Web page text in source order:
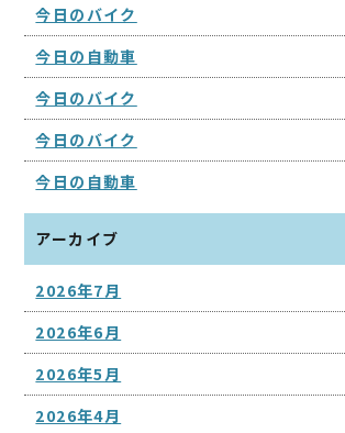
今日のバイク
今日の自動車
今日のバイク
今日のバイク
今日の自動車
アーカイブ
2026年7月
2026年6月
2026年5月
2026年4月